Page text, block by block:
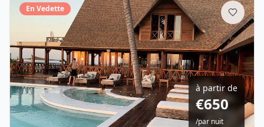
En Vedette
à partir de
€650
/par nuit